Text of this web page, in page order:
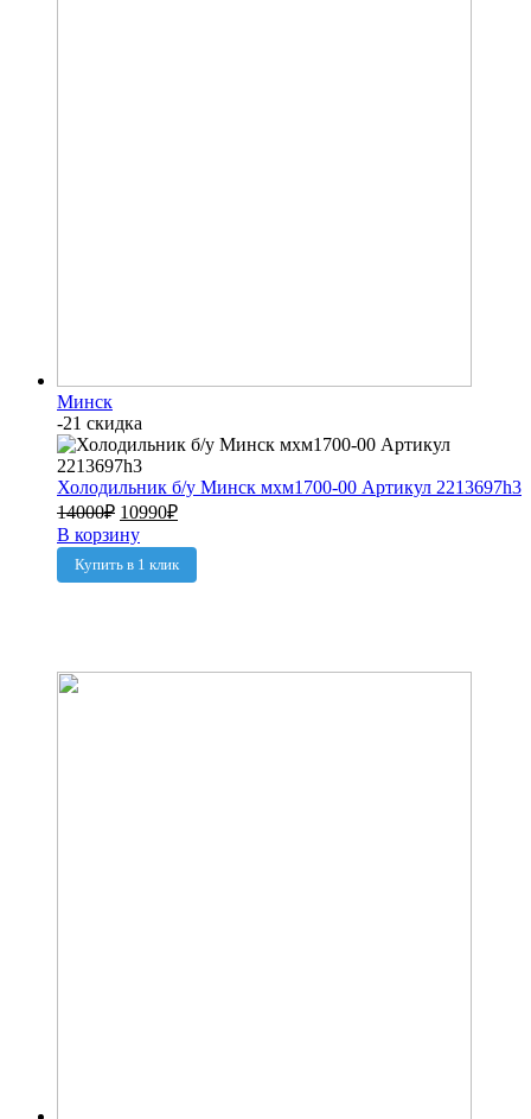
Минск
-21 скидка
Холодильник б/у Минск мхм1700-00 Артикул 2213697h3
14000₽ 10990₽
В корзину
Купить в 1 клик